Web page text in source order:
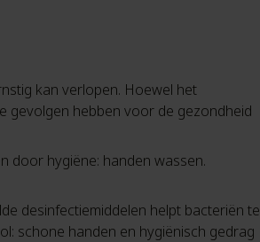
kan verlopen. Hoewel het
gevolgen hebben voor de gezondheid
door hygiëne: handen wassen.
desinfectiemiddelen helpt bacteriën te
schone handen en hygiënisch gedrag